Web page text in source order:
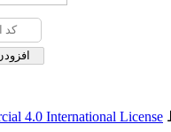
4.0 International License